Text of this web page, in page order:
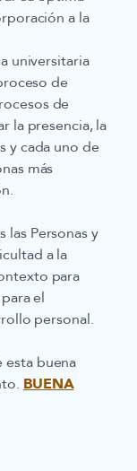
a la
universitaria
de
de
la presencia, la
y cada uno de
más
las Personas y
a la
para
el
personal.
esta buena
BUENA